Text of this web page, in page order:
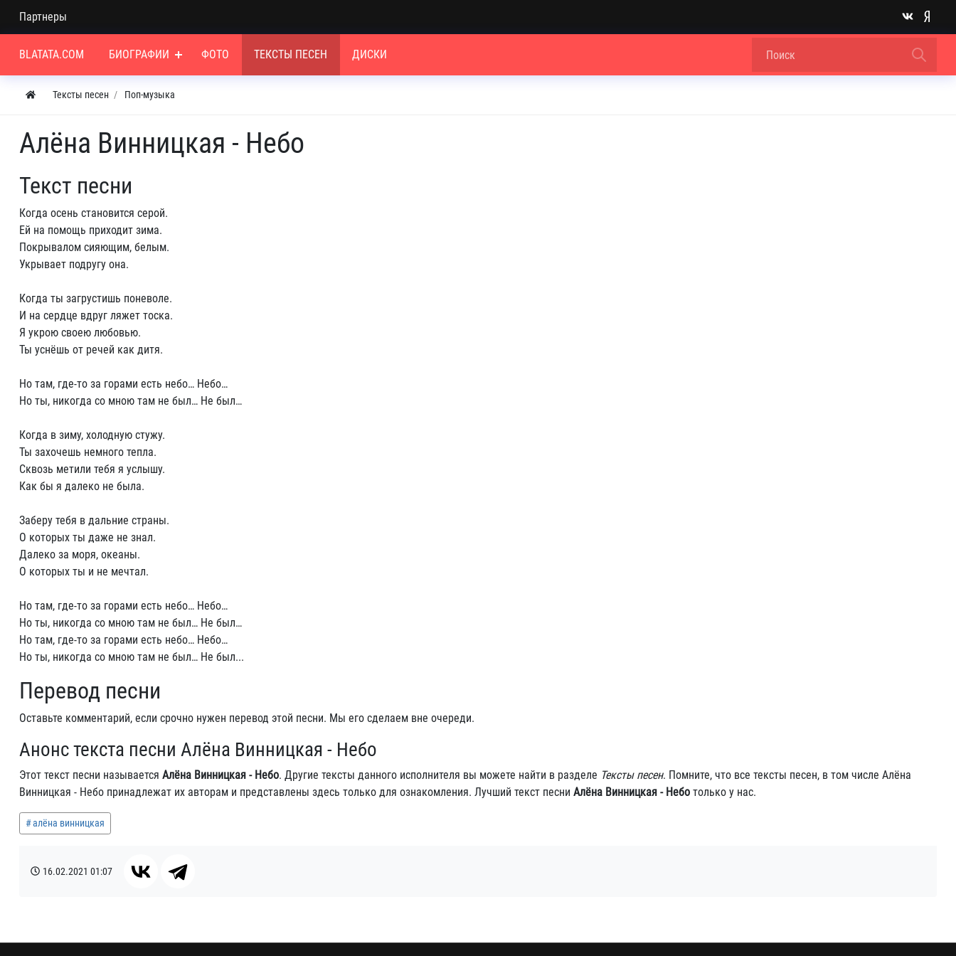
Партнеры
BLATATA.COM БИОГРАФИИ ФОТО ТЕКСТЫ ПЕСЕН ДИСКИ
Тексты песен Поп-музыка
Алёна Винницкая - Небо
Текст песни
Когда осень становится серой.
Ей на помощь приходит зима.
Покрывалом сияющим, белым.
Укрывает подругу она.
Когда ты загрустишь поневоле.
И на сердце вдруг ляжет тоска.
Я укрою своею любовью.
Ты уснёшь от речей как дитя.
Но там, где-то за горами есть небо… Небо…
Но ты, никогда со мною там не был… Не был…
Когда в зиму, холодную стужу.
Ты захочешь немного тепла.
Сквозь метили тебя я услышу.
Как бы я далеко не была.
Заберу тебя в дальние страны.
О которых ты даже не знал.
Далеко за моря, океаны.
О которых ты и не мечтал.
Но там, где-то за горами есть небо… Небо…
Но ты, никогда со мною там не был… Не был…
Но там, где-то за горами есть небо… Небо…
Но ты, никогда со мною там не был… Не был...
Перевод песни
Оставьте комментарий, если срочно нужен перевод этой песни. Мы его сделаем вне очереди.
Анонс текста песни Алёна Винницкая - Небо
Этот текст песни называется Алёна Винницкая - Небо. Другие тексты данного исполнителя вы можете найти в разделе Тексты песен. Помните, что все тексты песен, в том числе Алёна
Винницкая - Небо принадлежат их авторам и представлены здесь только для ознакомления. Лучший текст песни Алёна Винницкая - Небо только у нас.
алёна винницкая
16.02.2021 01:07